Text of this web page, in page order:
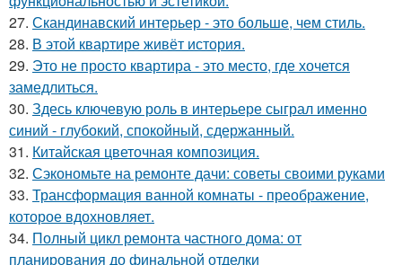
27. Скандинавский интерьер - это больше, чем стиль.
28. В этой квартире живёт история.
29. Это не просто квартира - это место, где хочется
замедлиться.
30. Здесь ключевую роль в интерьере сыграл именно
синий - глубокий, спокойный, сдержанный.
31. Китайская цветочная композиция.
32. Сэкономьте на ремонте дачи: советы своими руками
33. Трансформация ванной комнаты - преображение,
которое вдохновляет.
34. Полный цикл ремонта частного дома: от
планирования до финальной отделки